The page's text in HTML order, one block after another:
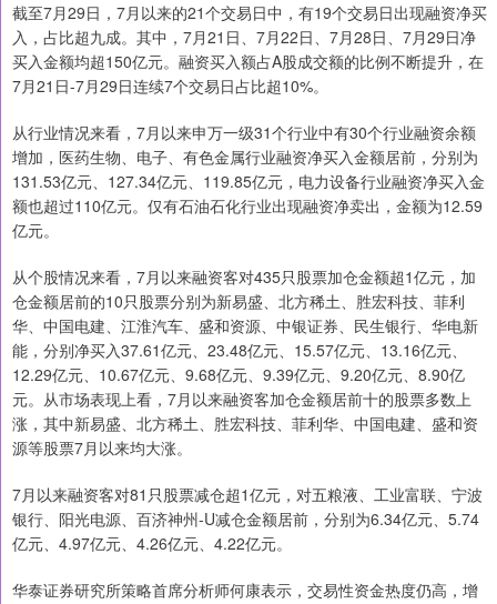
截至7月29日，7月以来的21个交易日中，有19个交易日出现融资净买
入，占比超九成。其中，7月21日、7月22日、7月28日、7月29日净
买入金额均超150亿元。融资买入额占A股成交额的比例不断提升，在
7月21日-7月29日连续7个交易日占比超10%。
从行业情况来看，7月以来申万一级31个行业中有30个行业融资余额
增加，医药生物、电子、有色金属行业融资净买入金额居前，分别为
131.53亿元、127.34亿元、119.85亿元，电力设备行业融资净买入金
额也超过110亿元。仅有石油石化行业出现融资净卖出，金额为12.59
亿元。
从个股情况来看，7月以来融资客对435只股票加仓金额超1亿元，加
仓金额居前的10只股票分别为新易盛、北方稀土、胜宏科技、菲利
华、中国电建、江淮汽车、盛和资源、中银证券、民生银行、华电新
能，分别净买入37.61亿元、23.48亿元、15.57亿元、13.16亿元、
12.29亿元、10.67亿元、9.68亿元、9.39亿元、9.20亿元、8.90亿
元。从市场表现上看，7月以来融资客加仓金额居前十的股票多数上
涨，其中新易盛、北方稀土、胜宏科技、菲利华、中国电建、盛和资
源等股票7月以来均大涨。
7月以来融资客对81只股票减仓超1亿元，对五粮液、工业富联、宁波
银行、阳光电源、百济神州-U减仓金额居前，分别为6.34亿元、5.74
亿元、4.97亿元、4.26亿元、4.22亿元。
华泰证券研究所策略首席分析师何康表示，交易性资金热度仍高，增